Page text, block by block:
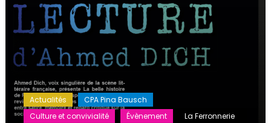
Actualités
CPA Pina Bausch
Culture et convivialité
Évènement
La Ferronnerie